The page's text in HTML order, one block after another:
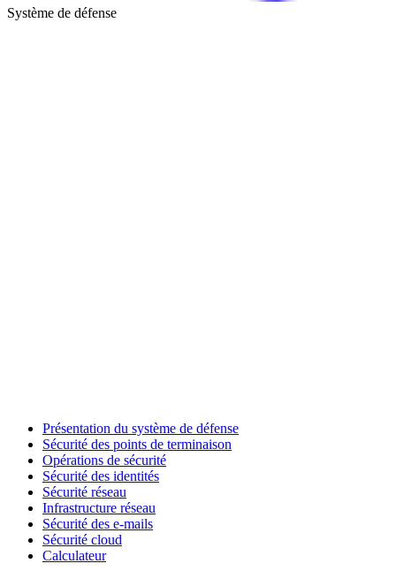
Système de défense
Présentation du système de défense
Sécurité des points de terminaison
Opérations de sécurité
Sécurité des identités
Sécurité réseau
Infrastructure réseau
Sécurité des e-mails
Sécurité cloud
Calculateur